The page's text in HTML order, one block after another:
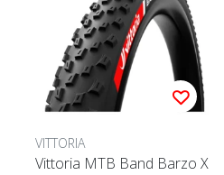
VITTORIA
Vittoria MTB Band Barzo X